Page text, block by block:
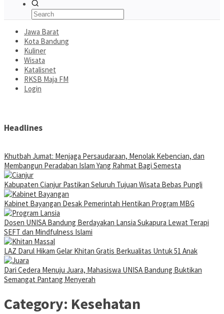
Jawa Barat
Kota Bandung
Kuliner
Wisata
Katalisnet
RKSB Maja FM
Login
Headlines
Khutbah Jumat: Menjaga Persaudaraan, Menolak Kebencian, dan
Membangun Peradaban Islam Yang Rahmat Bagi Semesta
Kabupaten Cianjur Pastikan Seluruh Tujuan Wisata Bebas Pungli
Kabinet Bayangan Desak Pemerintah Hentikan Program MBG
Dosen UNISA Bandung Berdayakan Lansia Sukapura Lewat Terapi
SEFT dan Mindfulness Islami
LAZ Darul Hikam Gelar Khitan Gratis Berkualitas Untuk 51 Anak
Dari Cedera Menuju Juara, Mahasiswa UNISA Bandung Buktikan
Semangat Pantang Menyerah
Category: Kesehatan